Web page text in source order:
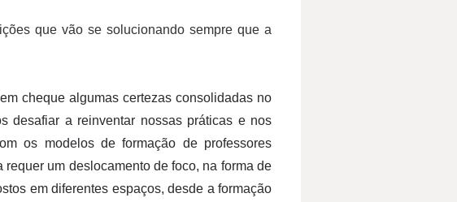
que vão se solucionando sempre que a
cheque algumas certezas consolidadas no
desafiar a reinventar nossas práticas e nos
os modelos de formação de professores
um deslocamento de foco, na forma de
em diferentes espaços, desde a formação